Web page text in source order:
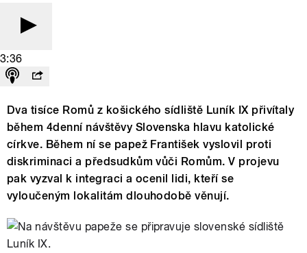
3:36
Dva tisíce Romů z košického sídliště Luník IX přivítaly
během 4denní návštěvy Slovenska hlavu katolické
církve. Během ní se papež František vyslovil proti
diskriminaci a předsudkům vůči Romům. V projevu
pak vyzval k integraci a ocenil lidi, kteří se
vyloučeným lokalitám dlouhodobě věnují.